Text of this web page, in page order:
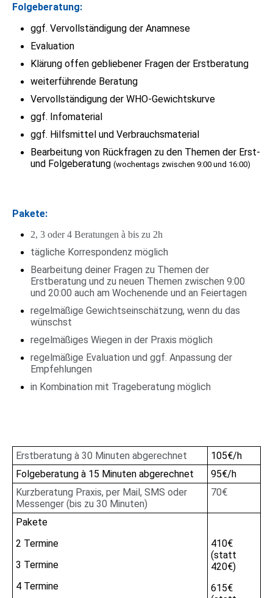
Folgeberatung:
ggf. Vervollständigung der Anamnese
Evaluation
Klärung offen gebliebener Fragen der Erstberatung
weiterführende Beratung
Vervollständigung der WHO-Gewichtskurve
ggf. Infomaterial
ggf. Hilfsmittel und Verbrauchsmaterial
Bearbeitung von Rückfragen zu den Themen der Erst-
und Folgeberatung (wochentags zwischen 9:00 und 16:00)
Pakete:
2, 3 oder 4 Beratungen à bis zu 2h
tägliche Korrespondenz möglich
Bearbeitung deiner Fragen zu Themen der
Erstberatung und zu neuen Themen zwischen 9:00
und 20:00 auch am Wochenende und an Feiertagen
regelmäßige Gewichtseinschätzung, wenn du das
wünschst
regelmäßiges Wiegen in der Praxis möglich
regelmäßige Evaluation und ggf. Anpassung der
Empfehlungen
in Kombination mit Trageberatung möglich
Erstberatung à 30 Minuten abgerechnet
105€/h
Folgeberatung à 15 Minuten abgerechnet
95€/h
Kurzberatung Praxis, per Mail, SMS oder
Messenger (bis zu 30 Minuten)
70€
Pakete
2 Termine
3 Termine
4 Termine
410€
(statt
420€)
615€